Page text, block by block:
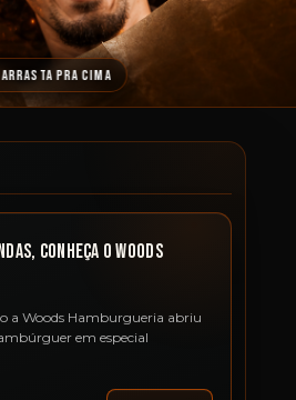
ARRASTA PRA CIMA
conheça o Woods
a Woods Hamburgueria abriu
em especial